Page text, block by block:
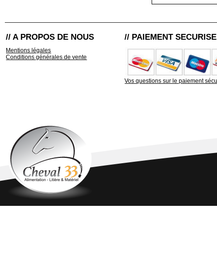
// A PROPOS DE NOUS
Mentions légales
Conditions générales de vente
// PAIEMENT SECURISE
Vos questions sur le paiement